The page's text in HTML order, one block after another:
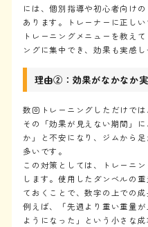
には、個別指導や初心者向け
あります。トレーナーに正し
トレーニングメニューを教え
ングに集中でき、効果も実感し
理由②：効果がなかなか
数回トレーニングしただけで
その「効果が見えない期間」
か」と不安になり、ジムから
多いです。
この対策としては、トレーニ
します。使用したダンベルの
ておくことで、数字の上での成
例えば、「先週より重い重量
ようになった」という小さな